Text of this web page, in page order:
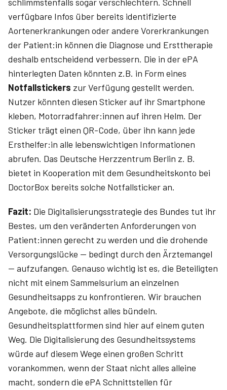
verfügbare Infos über bereits identifizierte
Aortenerkrankungen oder andere Vorerkrankungen
der Patient:in können die Diagnose und Ersttherapie
deshalb entscheidend verbessern. Die in der ePA
hinterlegten Daten könnten z.B. in Form eines
Notfallstickers zur Verfügung gestellt werden.
Nutzer könnten diesen Sticker auf ihr Smartphone
kleben, Motorradfahrer:innen auf ihren Helm. Der
Sticker trägt einen QR-Code, über ihn kann jede
Ersthelfer:in alle lebenswichtigen Informationen
abrufen. Das Deutsche Herzzentrum Berlin z. B.
bietet in Kooperation mit dem Gesundheitskonto bei
DoctorBox bereits solche Notfallsticker an.
Fazit: Die Digitalisierungsstrategie des Bundes tut ihr
Bestes, um den veränderten Anforderungen von
Patient:innen gerecht zu werden und die drohende
Versorgungslücke — bedingt durch den Ärztemangel
— aufzufangen. Genauso wichtig ist es, die Beteiligten
nicht mit einem Sammelsurium an einzelnen
Gesundheitsapps zu konfrontieren. Wir brauchen
Angebote, die möglichst alles bündeln.
Gesundheitsplattformen sind hier auf einem guten
Weg. Die Digitalisierung des Gesundheitssystems
würde auf diesem Wege einen großen Schritt
vorankommen, wenn der Staat nicht alles alleine
macht, sondern die ePA Schnittstellen für